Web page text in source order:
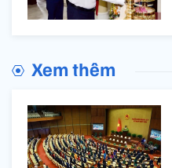
Xem thêm